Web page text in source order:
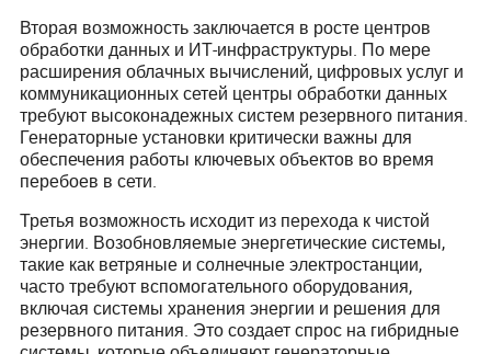
Вторая возможность заключается в росте центров
обработки данных и ИТ-инфраструктуры. По мере
расширения облачных вычислений, цифровых услуг и
коммуникационных сетей центры обработки данных
требуют высоконадежных систем резервного питания.
Генераторные установки критически важны для
обеспечения работы ключевых объектов во время
перебоев в сети.
Третья возможность исходит из перехода к чистой
энергии. Возобновляемые энергетические системы,
такие как ветряные и солнечные электростанции,
часто требуют вспомогательного оборудования,
включая системы хранения энергии и решения для
резервного питания. Это создает спрос на гибридные